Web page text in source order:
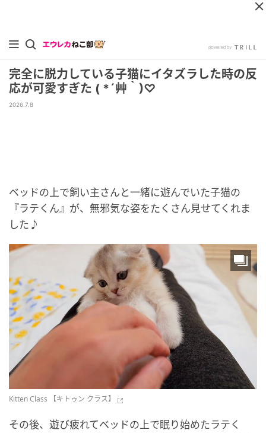
完全に脱力している子猫にイタズラした時の反
応が可愛すぎた ( *´艸｀)♡
2026.7.8
ベッドの上で飼い主さんと一緒に遊んでいた子猫の
『ラテくん』が、無邪気な姿をたくさん見せてくれま
した♪
Kitten Class 【キトゥン クラス】
その後、遊び疲れてベッドの上で眠り始めたラテく